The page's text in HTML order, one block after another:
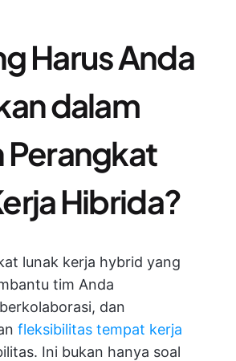
Harus Anda
dalam
Perangkat
Hibrida?
lunak kerja hybrid yang
tim Anda
dan
fleksibilitas tempat kerja
Ini bukan hanya soal